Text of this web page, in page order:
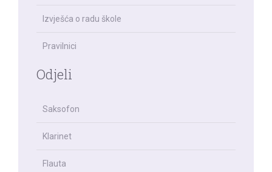
Izvješća o radu škole
Pravilnici
Odjeli
Saksofon
Klarinet
Flauta